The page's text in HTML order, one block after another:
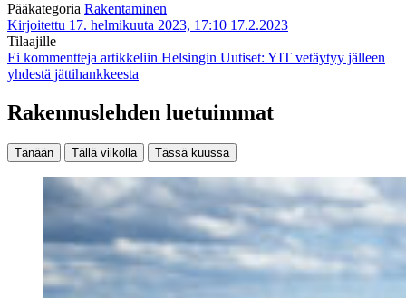
Pääkategoria Rakentaminen
Kirjoitettu 17. helmikuuta 2023, 17:10 17.2.2023
Tilaajille
Ei kommentteja artikkeliin Helsingin Uutiset: YIT vetäytyy jälleen
yhdestä jättihankkeesta
Rakennuslehden luetuimmat
Tänään Tällä viikolla Tässä kuussa